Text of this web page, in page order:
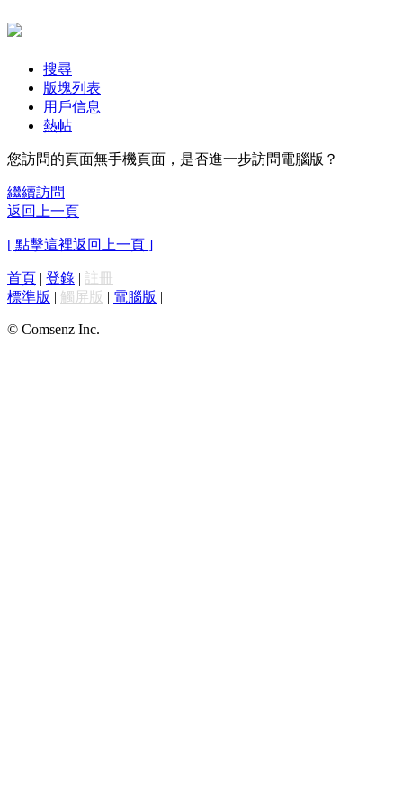
搜尋
版塊列表
用戶信息
熱帖
您訪問的頁面無手機頁面，是否進一步訪問電腦版？
繼續訪問
返回上一頁
[ 點擊這裡返回上一頁 ]
首頁 | 登錄 | 註冊
標準版 | 觸屏版 | 電腦版 |
© Comsenz Inc.